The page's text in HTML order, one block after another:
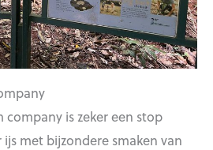
company is zeker een stop
met bijzondere smaken van